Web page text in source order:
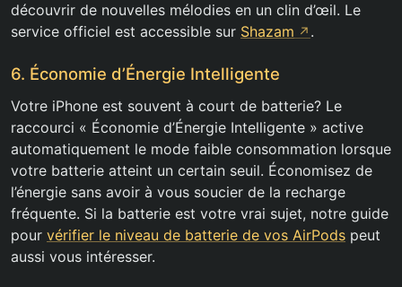
découvrir de nouvelles mélodies en un clin d’œil. Le
service officiel est accessible sur Shazam .
6. Économie d’Énergie Intelligente
Votre iPhone est souvent à court de batterie? Le
raccourci « Économie d’Énergie Intelligente » active
automatiquement le mode faible consommation lorsque
votre batterie atteint un certain seuil. Économisez de
l’énergie sans avoir à vous soucier de la recharge
fréquente. Si la batterie est votre vrai sujet, notre guide
pour vérifier le niveau de batterie de vos AirPods peut
aussi vous intéresser.